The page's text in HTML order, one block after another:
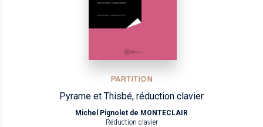
PARTITION
Pyrame et Thisbé, réduction clavier
Michel Pignolet de MONTECLAIR
Réduction clavier